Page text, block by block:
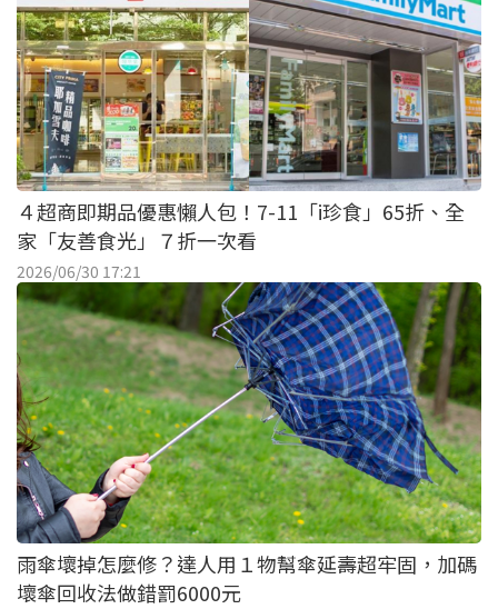
４超商即期品優惠懶人包！7-11「i珍食」65折、全
家「友善食光」７折一次看
2026/06/30 17:21
雨傘壞掉怎麼修？達人用１物幫傘延壽超牢固，加碼
壞傘回收法做錯罰6000元